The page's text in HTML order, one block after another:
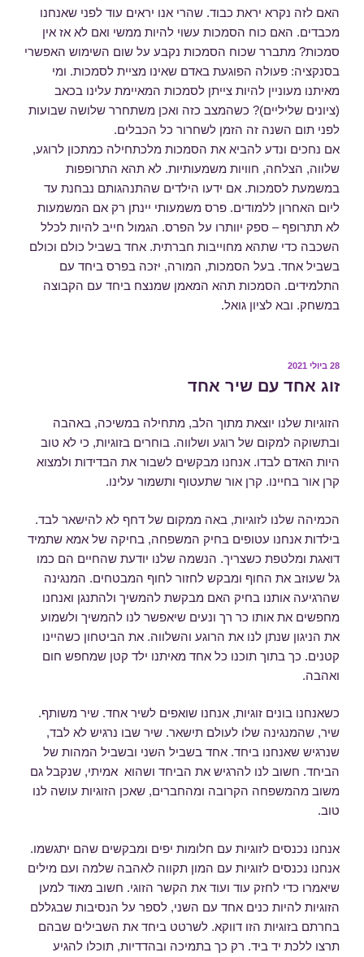
האם לזה נקרא יראת כבוד. שהרי אנו יראים עוד לפני שאנחנו
מכבדים. האם כוח הסמכות עשוי להיות ממשי ואם לא אז אין
סמכות? מתברר שכוח הסמכות נקבע על שום השימוש האפשרי
בסנקציה: פעולה הפוגעת באדם שאינו מציית לסמכות. ומי
מאיתנו מעוניין להיות צייתן לסמכות המאיימת עלינו בכאב
(ציונים שליליים)? כשהמצב כזה ואכן משתחרר שלושה שבועות
לפני תום השנה זה הזמן לשחרור כל הכבלים.
אם נחכים ונדע להביא את הסמכות מלכתחילה כמתכון לרוגע,
שלווה, הצלחה, חוויות משמעותיות. לא תהא התרופפות
במשמעת לסמכות. אם ידעו הילדים שהתנהגותם נבחנת עד
ליום האחרון ללמודים. פרס משמעותי יינתן רק אם המשמעות
לא תתרופף – ספק יוותרו על הפרס. הגמול חייב להיות לכלל
השכבה כדי שתהא מחוייבות חברתית. אחד בשביל כולם וכולם
בשביל אחד. בעל הסמכות, המורה, יזכה בפרס ביחד עם
התלמידים. הסמכות תהא המאמן שמנצח ביחד עם הקבוצה
במשחק. ובא לציון גואל.
פורסם
28 ביולי 2021
זוג אחד עם שיר אחד
הזוגיות שלנו יוצאת מתוך הלב, מתחילה במשיכה, באהבה
ובתשוקה למקום של רוגע ושלווה. בוחרים בזוגיות, כי לא טוב
היות האדם לבדו. אנחנו מבקשים לשבור את הבדידות ולמצוא
קרן אור בחיינו. קרן אור שתעטוף ותשמור עלינו.
הכמיהה שלנו לזוגיות, באה ממקום של דחף לא להישאר לבד.
בילדות אנחנו עטופים בחיק המשפחה, בחיקה של אמא שתמיד
דואגת ומלטפת כשצריך. הנשמה שלנו יודעת שהחיים הם כמו
גל שעוזב את החוף ומבקש לחזור לחוף המבטחים. המנגינה
שהרגיעה אותנו בחיק האם מבקשת להמשיך ולהתנגן ואנחנו
מחפשים את אותו כר רך ונעים שיאפשר לנו להמשיך ולשמוע
את הניגון שנתן לנו את הרוגע והשלווה. את הביטחון כשהיינו
קטנים. כך בתוך תוכנו כל אחד מאיתנו ילד קטן שמחפש חום
ואהבה.
כשאנחנו בונים זוגיות, אנחנו שואפים לשיר אחד. שיר משותף.
שיר, שהמנגינה שלו לעולם תישאר. שיר שבו נרגיש לא לבד,
שנרגיש שאנחנו ביחד. אחד בשביל השני ובשביל המהות של
הביחד. חשוב לנו להרגיש את הביחד ושהוא אמיתי, שנקבל גם
משוב מהמשפחה הקרובה ומהחברים, שאכן הזוגיות עושה לנו
טוב.
אנחנו נכנסים לזוגיות עם חלומות יפים ומבקשים שהם יתגשמו.
אנחנו נכנסים לזוגיות עם המון תקווה לאהבה שלמה ועם מילים
שיאמרו כדי לחזק עוד ועוד את הקשר הזוגי. חשוב מאוד למען
הזוגיות להיות כנים אחד עם השני, לספר על הנסיבות שבגללם
בחרתם בזוגיות הזו דווקא. לשרטט ביחד את השבילים שבהם
תרצו ללכת יד ביד. רק כך בתמיכה ובהדדיות, תוכלו להגיע